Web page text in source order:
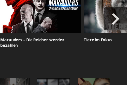
Marauders – Die Reichen werden
bezahlen
Tiere im Fokus